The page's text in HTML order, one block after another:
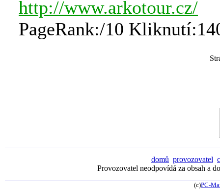
http://www.arkotour.cz/
PageRank:/10
domů provozovatel
Provozovatel neodpovídá za obsah a
(c)PC-